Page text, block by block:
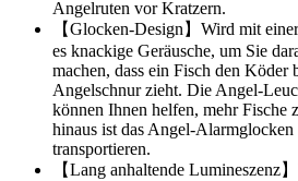
Angelruten vor Kratzern.
【Glocken-Design】Wird mit
es knackige Geräusche, um Sie
machen, dass ein Fisch den Köder
Angelschnur zieht. Die Angel-
können Ihnen helfen, mehr Fische
hinaus ist das Angel-
transportieren.
【Lang anhaltende Lumineszenz